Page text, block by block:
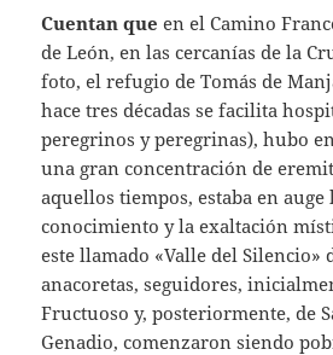
Cuentan que en el Camino
de León, en las cercanías de la
foto, el refugio de Tomás de
hace tres décadas se facilita
peregrinos y peregrinas), hubo
una gran concentración de
aquellos tiempos, estaba en auge
conocimiento y la exaltación
este llamado «Valle del Silencio»
anacoretas, seguidores,
Fructuoso y, posteriormente, de
Genadio, comenzaron siendo